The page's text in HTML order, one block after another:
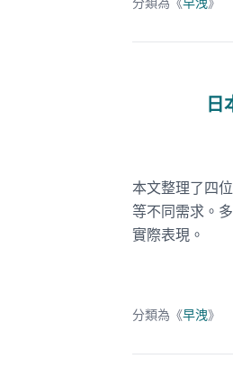
分類為《早洩》
日
本文整理了四
等不同需求。
實際表現。
分類為《早洩》